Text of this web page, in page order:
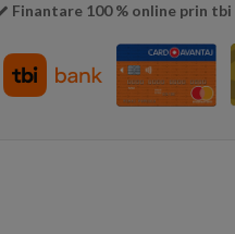
Finantare 100 % online prin tbi